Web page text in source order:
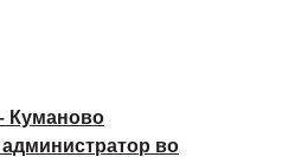
Куманово
во